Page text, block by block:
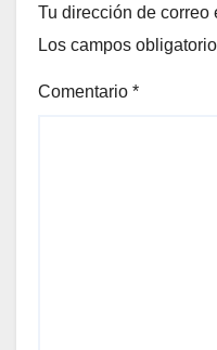
Tu dirección de correo
Los campos
Comentario *